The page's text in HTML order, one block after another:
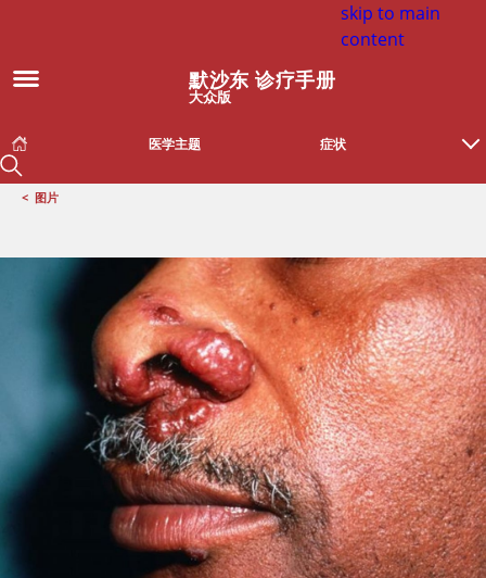
skip to main
content
默沙东 诊疗手册
大众版
医学主题 症状
< 图片